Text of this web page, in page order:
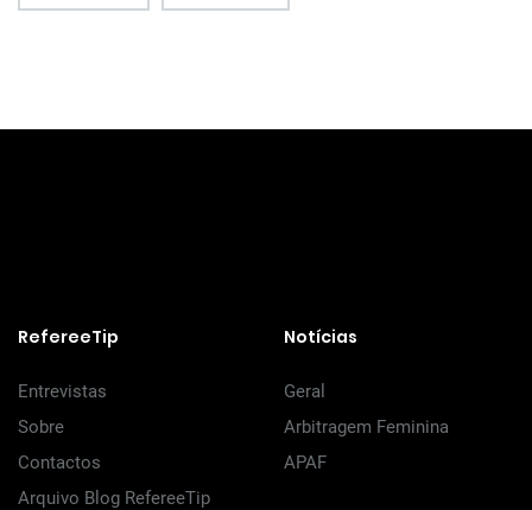
RefereeTip
Entrevistas
Sobre
Contactos
Arquivo Blog RefereeTip
Notícias
Geral
Arbitragem Feminina
APAF